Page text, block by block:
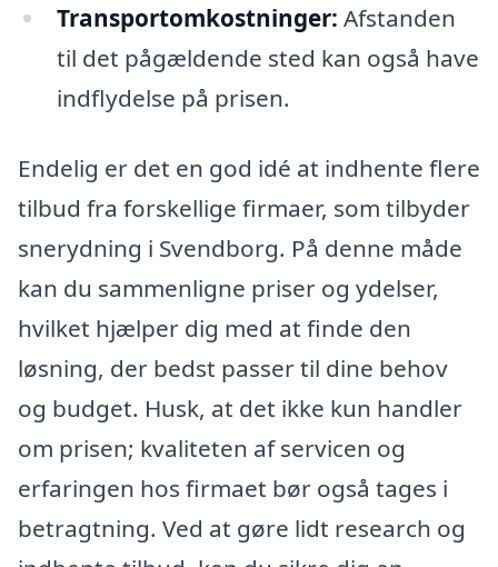
Transportomkostninger: Afstanden
til det pågældende sted kan også have
indflydelse på prisen.
Endelig er det en god idé at indhente flere
tilbud fra forskellige firmaer, som tilbyder
snerydning i Svendborg. På denne måde
kan du sammenligne priser og ydelser,
hvilket hjælper dig med at finde den
løsning, der bedst passer til dine behov
og budget. Husk, at det ikke kun handler
om prisen; kvaliteten af servicen og
erfaringen hos firmaet bør også tages i
betragtning. Ved at gøre lidt research og